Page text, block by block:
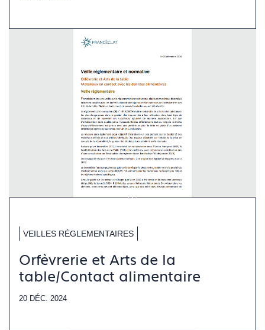
VEILLES RÉGLEMENTAIRES
Orfèvrerie et Arts de la
table/Contact alimentaire
20 DÉC. 2024